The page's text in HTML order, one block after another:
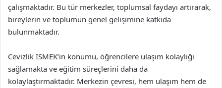
çalışmaktadır. Bu tür merkezler, toplumsal faydayı artırarak,
bireylerin ve toplumun genel gelişimine katkıda
bulunmaktadır.
Cevizlik ISMEK’in konumu, öğrencilere ulaşım kolaylığı
sağlamakta ve eğitim süreçlerini daha da
kolaylaştırmaktadır. Merkezin çevresi, hem ulaşım hem de